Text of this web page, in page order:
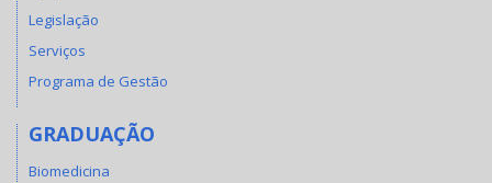
Legislação
Serviços
Programa de Gestão
GRADUAÇÃO
Biomedicina